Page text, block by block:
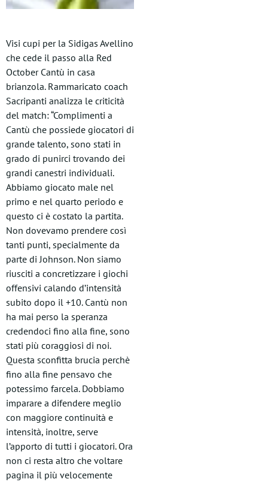
Visi cupi per la Sidigas Avellino
che cede il passo alla Red
October Cantù in casa
brianzola. Rammaricato coach
Sacripanti analizza le criticità
del match: “Complimenti a
Cantù che possiede giocatori di
grande talento, sono stati in
grado di punirci trovando dei
grandi canestri individuali.
Abbiamo giocato male nel
primo e nel quarto periodo e
questo ci è costato la partita.
Non dovevamo prendere così
tanti punti, specialmente da
parte di Johnson. Non siamo
riusciti a concretizzare i giochi
offensivi calando d’intensità
subito dopo il +10. Cantù non
ha mai perso la speranza
credendoci fino alla fine, sono
stati più coraggiosi di noi.
Questa sconfitta brucia perchè
fino alla fine pensavo che
potessimo farcela. Dobbiamo
imparare a difendere meglio
con maggiore continuità e
intensità, inoltre, serve
l’apporto di tutti i giocatori. Ora
non ci resta altro che voltare
pagina il più velocemente